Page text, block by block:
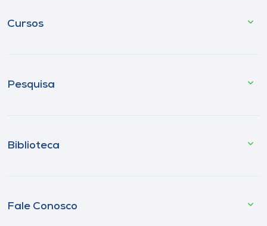
Cursos
Pesquisa
Biblioteca
Fale Conosco